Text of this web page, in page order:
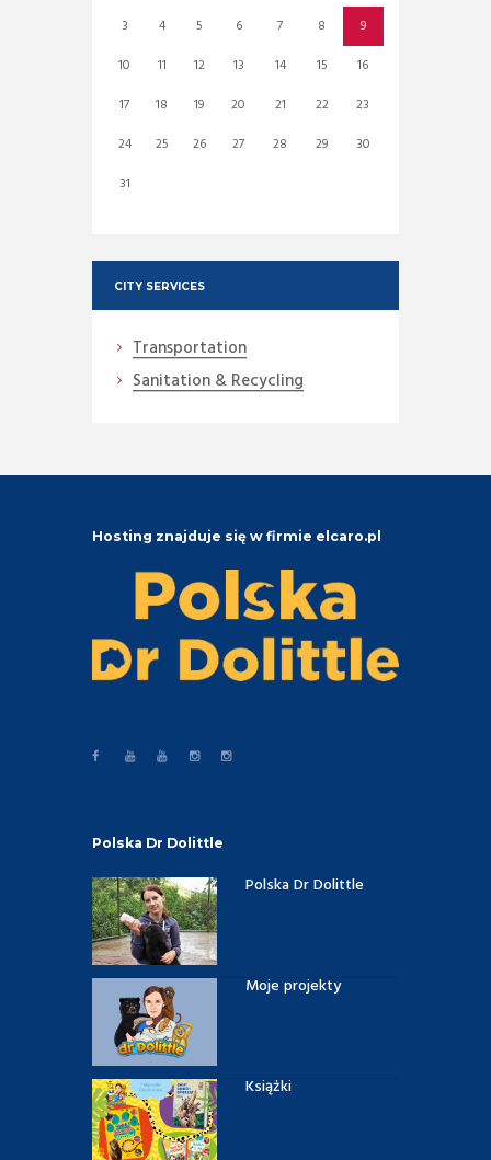
3
4 5 6 7 8
9
10
11 12 13 14 15
16
17
18 19 20 21 22
23
24
25 26 27 28 29
30
31
CITY SERVICES
Transportation
Sanitation & Recycling
Hosting znajduje się w firmie elcaro.pl
Polska Dr Dolittle
Polska Dr Dolittle
Moje projekty
Książki